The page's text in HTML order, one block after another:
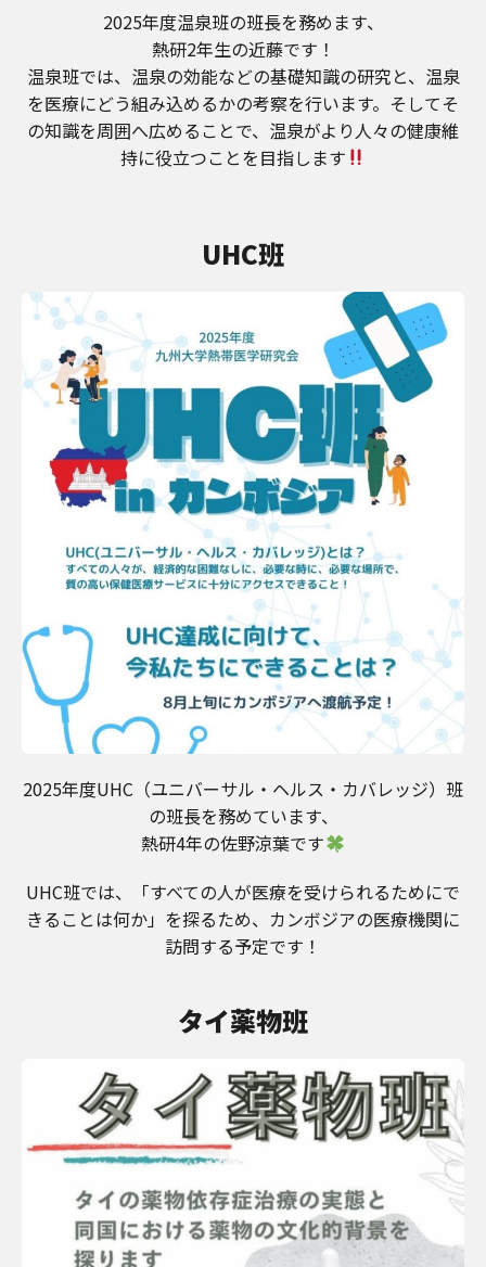
2025年度温泉班の班長を務めます、
熱研2年生の近藤です！
温泉班では、温泉の効能などの基礎知識の研究と、温泉
を医療にどう組み込めるかの考察を行います。そしてそ
の知識を周囲へ広めることで、温泉がより人々の健康維
持に役立つことを目指します
UHC班
2025年度UHC（ユニバーサル・ヘルス・カバレッジ）班
の班長を務めています、
熱研4年の佐野涼葉です
UHC班では、「すべての人が医療を受けられるためにで
きることは何か」を探るため、カンボジアの医療機関に
訪問する予定です！
タイ薬物班